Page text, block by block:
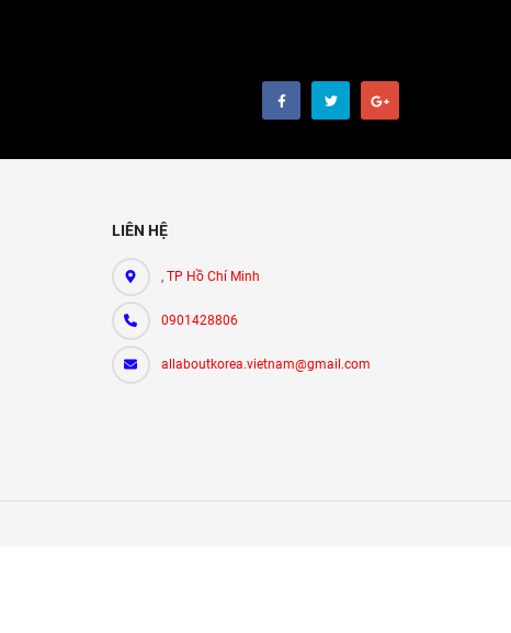
LIÊN HỆ
, TP Hồ Chí Minh
0901428806
allaboutkorea.vietnam@gmail.com